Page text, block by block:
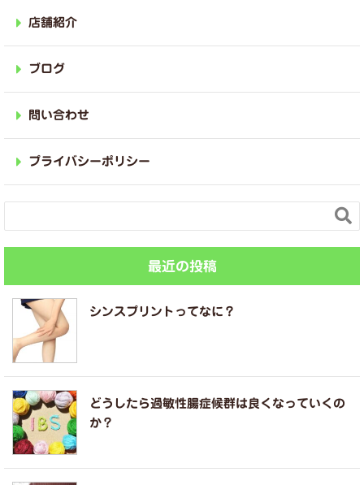
店舗紹介
ブログ
問い合わせ
プライバシーポリシー

最近の投稿
シンスプリントってなに？
どうしたら過敏性腸症候群は良くなっていくの
か？